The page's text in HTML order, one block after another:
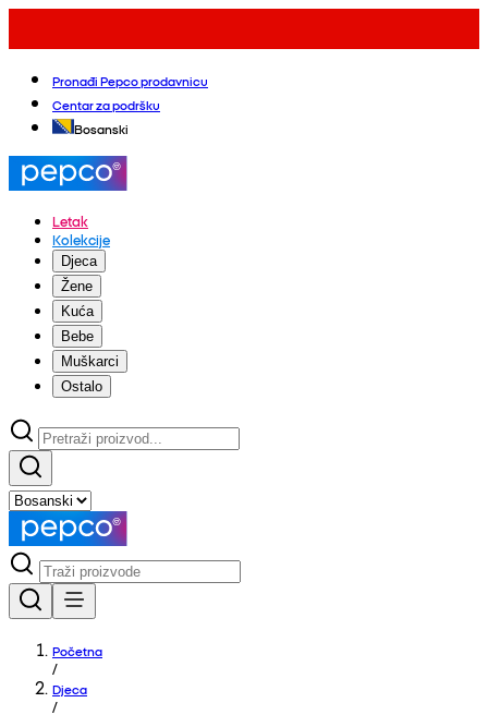
Pronađi Pepco prodavnicu
Centar za podršku
Bosanski
Letak
Kolekcije
Djeca
Žene
Kuća
Bebe
Muškarci
Ostalo
Početna
/
Djeca
/